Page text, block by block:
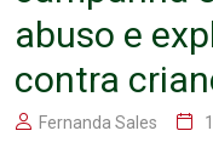
abuso e
contra
Fernanda Sales